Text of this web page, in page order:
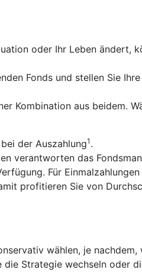
oder Ihr Leben ändert,
Fonds und stellen Sie
Kombination aus beidem.
der Auszahlung1 .
verantworten das
Für
profitieren Sie von
wählen, je
Strategie wechseln oder